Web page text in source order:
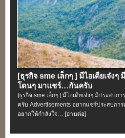
[ธุรกิจ sme เล็กๆ ] มีไอเดียเจ๋ง
โดนๆ มาแชร์…กันครับ
[ธุรกิจ sme เล็กๆ ] มีไอเดียเจ๋งๆ มีประสบ
ครับ Advertisements อยากแชร์ประสบก
อยากให้กำลังใจ… [อ่านต่อ]